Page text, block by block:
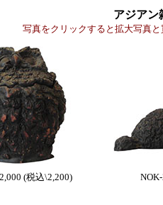
アジア
写真をクリックすると拡大写真
(税込\2,200)